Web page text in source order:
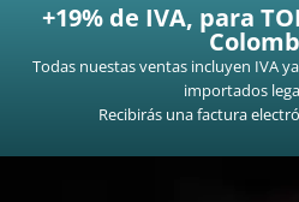
+19% de IVA, para
Todas nuestas ventas incluyen IVA
importados
Recibirás una factura